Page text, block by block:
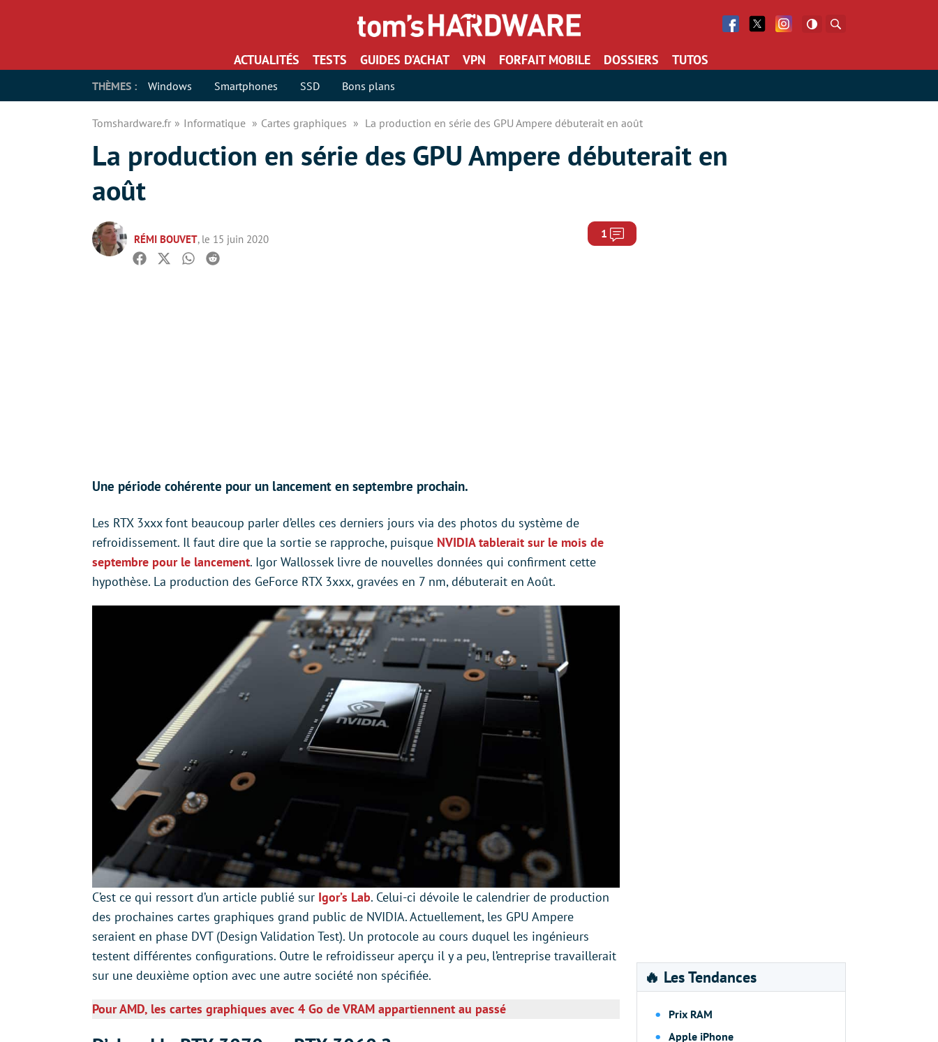
Facebook
Twitter Facebook
ACTUALITÉS TESTS GUIDES D’ACHAT VPN FORFAIT MOBILE DOSSIERS TUTOS
THÈMES : Windows Smartphones SSD Bons plans
Tomshardware.fr Informatique Cartes graphiques La production en série des GPU Ampere débuterait en août
La production en série des GPU Ampere débuterait en
août
RÉMI BOUVET, le 15 juin 2020 1 Commentaires
Facebook
TwitterWhatsapp
Reddit
Une période cohérente pour un lancement en septembre prochain.
Les RTX 3xxx font beaucoup parler d’elles ces derniers jours via des photos du système de
refroidissement. Il faut dire que la sortie se rapproche, puisque NVIDIA tablerait sur le mois de
septembre pour le lancement. Igor Wallossek livre de nouvelles données qui confirment cette
hypothèse. La production des GeForce RTX 3xxx, gravées en 7 nm, débuterait en Août.
C’est ce qui ressort d’un article publié sur Igor’s Lab. Celui-ci dévoile le calendrier de production
des prochaines cartes graphiques grand public de NVIDIA. Actuellement, les GPU Ampere
seraient en phase DVT (Design Validation Test). Un protocole au cours duquel les ingénieurs
testent différentes configurations. Outre le refroidisseur aperçu il y a peu, l’entreprise travaillerait
sur une deuxième option avec une autre société non spécifiée.
Pour AMD, les cartes graphiques avec 4 Go de VRAM appartiennent au passé
🔥 Les Tendances
Prix RAM
Apple iPhone